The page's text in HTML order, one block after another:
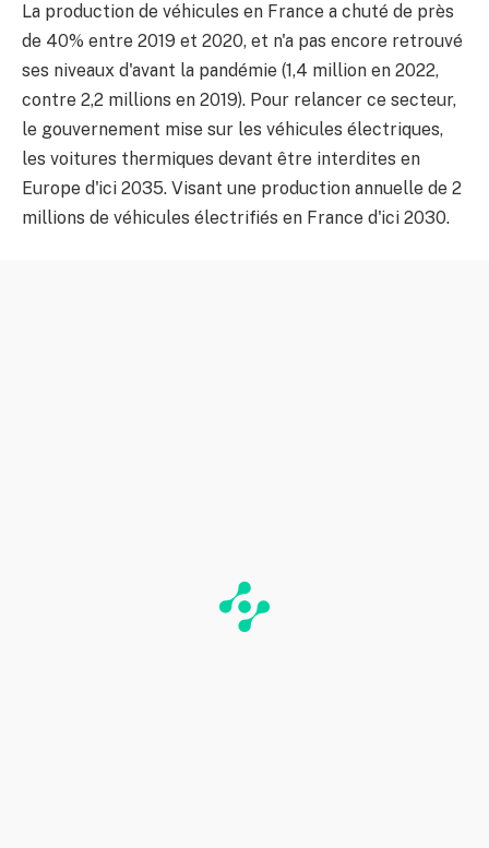
La production de véhicules en France a chuté de près
de 40% entre 2019 et 2020, et n'a pas encore retrouvé
ses niveaux d'avant la pandémie (1,4 million en 2022,
contre 2,2 millions en 2019). Pour relancer ce secteur,
le gouvernement mise sur les véhicules électriques,
les voitures thermiques devant être interdites en
Europe d'ici 2035. Visant une production annuelle de 2
millions de véhicules électrifiés en France d'ici 2030.